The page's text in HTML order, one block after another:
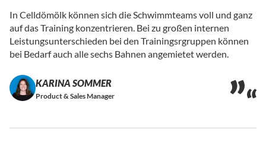
In Celldömölk können sich die Schwimmteams voll und ganz
auf das Training konzentrieren. Bei zu großen internen
Leistungsunterschieden bei den Trainingsrgruppen können
bei Bedarf auch alle sechs Bahnen angemietet werden.
KARINA SOMMER
Product & Sales Manager